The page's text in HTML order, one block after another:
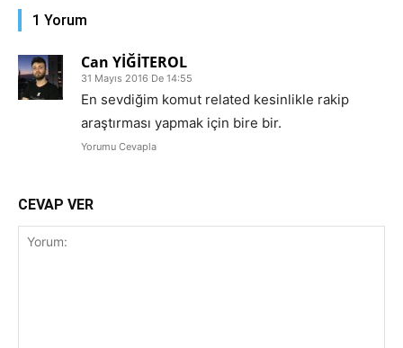
1 Yorum
Can YİĞİTEROL
31 Mayıs 2016 De 14:55
En sevdiğim komut related kesinlikle rakip
araştırması yapmak için bire bir.
Yorumu Cevapla
CEVAP VER